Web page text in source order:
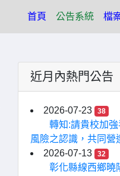
首頁 (current)
公告系統 檔
近月內熱門公告
2026-07-23 38
轉知:請貴校加
風險之認識，共同營
2026-07-13
32
彰化縣線西鄉曉